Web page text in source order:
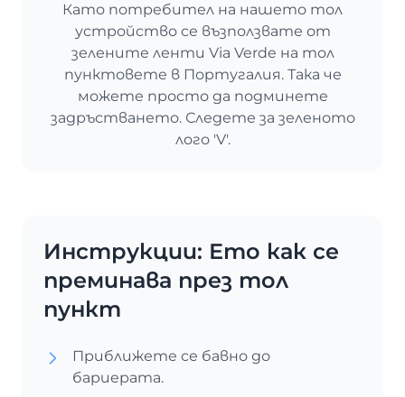
Като потребител на нашето тол
устройство се възползвате от
зелените ленти Via Verde на тол
пунктовете в Португалия. Така че
можете просто да подминете
задръстването. Следете за зеленото
лого 'V'.
Инструкции: Ето как се
преминава през тол
пункт
Приближете се бавно до
бариерата.